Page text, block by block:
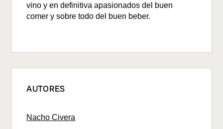
vino y en definitiva apasionados del buen
comer y sobre todo del buen beber.
AUTORES
Nacho Civera